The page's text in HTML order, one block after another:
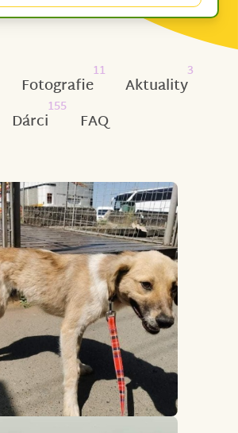
Fotografie
11
Aktuality
3
Dárci
155
FAQ